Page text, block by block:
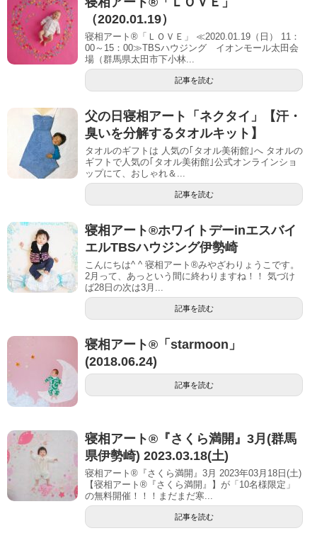
（2020.01.19）
寝相アート®「ＬＯＶＥ」 ≪2020.01.19（日） 11：
00～15：00≫TBSハウジング イオンモール太田会
場（群馬県太田市下小林...
記事を読む
父の日寝相アート「ネクタイ」【汗・
臭いを分解するタオルキット】
タオルのギフトは 人気の｢タオル美術館｣へ タオルの
ギフトで人気の｢タオル美術館｣公式オンラインショ
ップにて、おしゃれ＆...
記事を読む
寝相アート®︎ホワイトデーinエスバイ
エルTBSハウジング伊勢崎
こんにちは^ ^ 寝相アート®︎みやざわりょうこです。
2月って、あっという間に終わりますね！！ 気づけ
ば28日の次は3月...
記事を読む
寝相アート®︎「starmoon」
(2018.06.24)
記事を読む
寝相アート®︎『さくら満開』3月(群馬
県伊勢崎) 2023.03.18(土)
寝相アート®『さくら満開』3月 2023年03月18日(土)
【寝相アート®︎『さくら満開』】が「10名様限定」
の無料開催！！！まだまだ寒...
記事を読む